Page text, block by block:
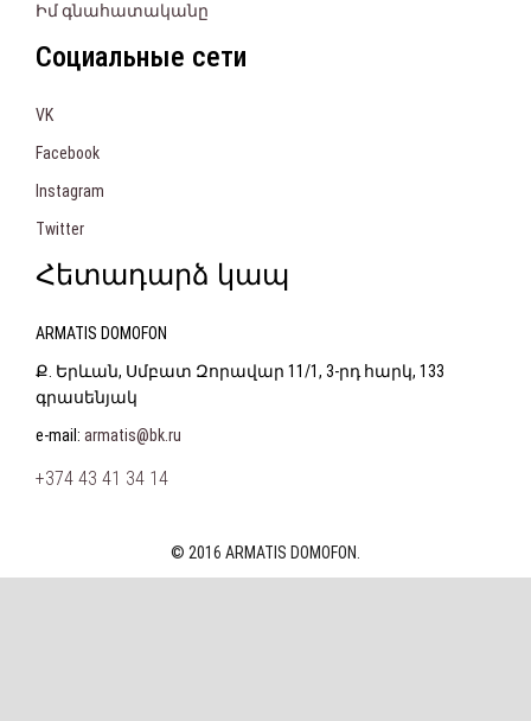
Իմ գնահատականը
Социальные сети
VK
Facebook
Instagram
Twitter
Հետադարձ կապ
ARMATIS DOMOFON
Ք. Երևան, Սմբատ Զորավար 11/1, 3-րդ հարկ, 133
գրասենյակ
e-mail: armatis@bk.ru
+374 43 41 34 14
© 2016 ARMATIS DOMOFON.